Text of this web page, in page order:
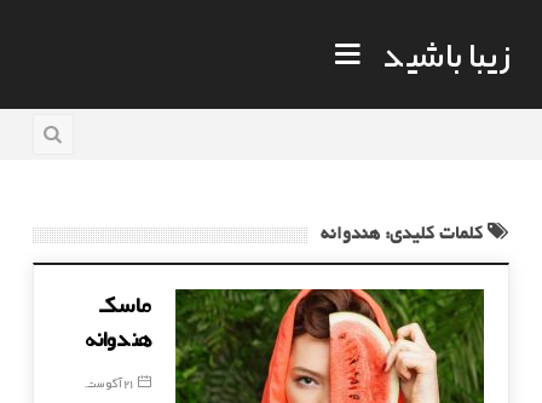
زیبا باشید
کلمات کلیدی: هندوانه
ماسک
هندوانه
21 آگوست,